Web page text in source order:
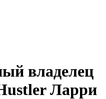
владелец
Ларри